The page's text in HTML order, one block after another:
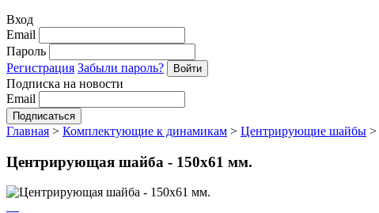
Вход
Email
Пароль
Регистрация Забыли пароль?
Подписка на новости
Email
Главная > Комплектующие к динамикам > Центрирующие шайбы >
Центрирующая шайба - 150х61 мм.